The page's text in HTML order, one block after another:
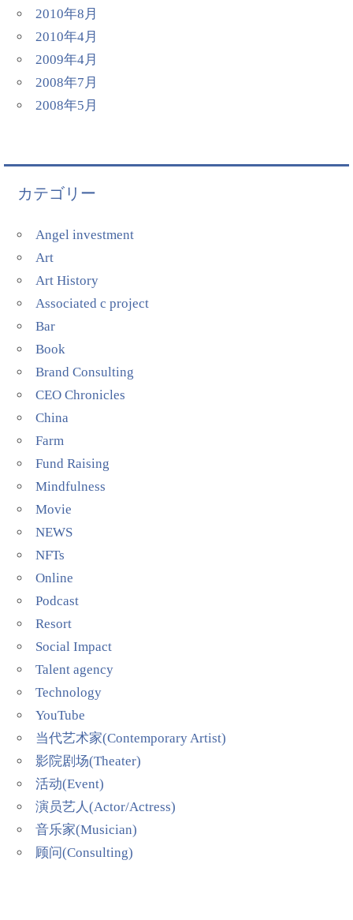
2010年8月
2010年4月
2009年4月
2008年7月
2008年5月
カテゴリー
Angel investment
Art
Art History
Associated c project
Bar
Book
Brand Consulting
CEO Chronicles
China
Farm
Fund Raising
Mindfulness
Movie
NEWS
NFTs
Online
Podcast
Resort
Social Impact
Talent agency
Technology
YouTube
当代艺术家(Contemporary Artist)
影院剧场(Theater)
活动(Event)
演员艺人(Actor/Actress)
音乐家(Musician)
顾问(Consulting)